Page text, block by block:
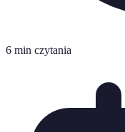
6 min czytania